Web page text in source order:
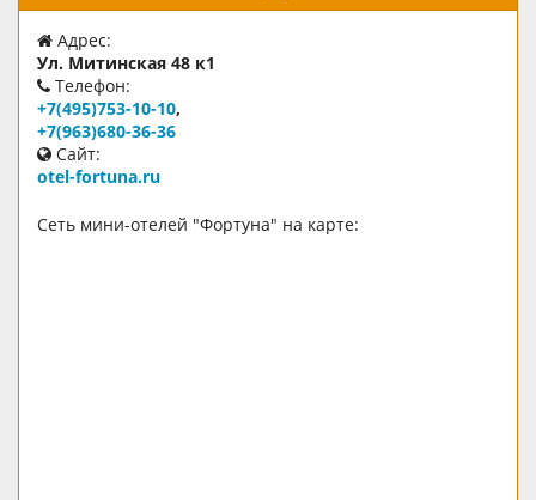
Адрес:
Ул. Митинская 48 к1
Телефон:
+7(495)753-10-10,
+7(963)680-36-36
Сайт:
otel-fortuna.ru
Сеть мини-отелей "Фортуна" на карте: